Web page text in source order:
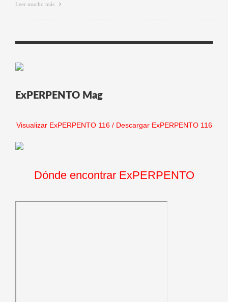
Leer mucho más
ExPERPENTO Mag
Visualizar ExPERPENTO 116/ Descargar ExPERPENTO 116
Dónde encontrar ExPERPENTO